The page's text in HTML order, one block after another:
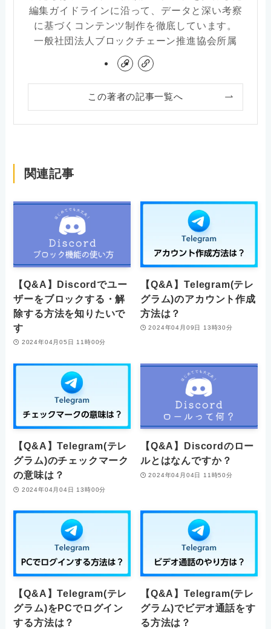
編集ガイドラインに沿って、データと深い考察
に基づくコンテンツ制作を徹底しています。
一般社団法人ブロックチェーン推進協会所属
この著者の記事一覧へ
関連記事
【Q&A】Discordでユー
ザーをブロックする・解
除する方法を知りたいで
す
2024年04月05日 11時00分
【Q&A】Telegram(テレ
グラム)のアカウント作成
方法は？
2024年04月09日 13時30分
【Q&A】Telegram(テレ
グラム)のチェックマーク
の意味は？
2024年04月04日 13時00分
【Q&A】Discordのロー
ルとはなんですか？
2024年04月04日 11時50分
【Q&A】Telegram(テレ
グラム)をPCでログイン
する方法は？
【Q&A】Telegram(テレ
グラム)でビデオ通話をす
る方法は？